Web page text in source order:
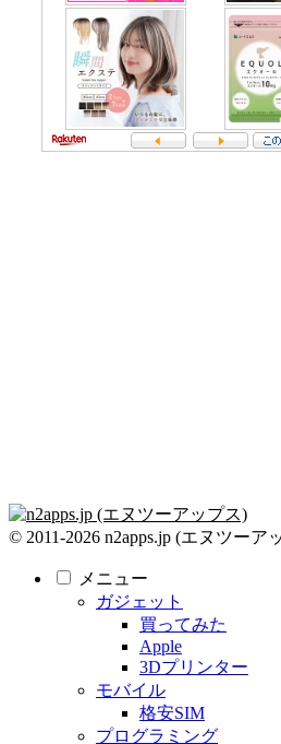
© 2011-2026 n2apps.jp (エヌツーア
メニュー
ガジェット
買ってみた
Apple
3Dプリンター
モバイル
格安SIM
プログラミング